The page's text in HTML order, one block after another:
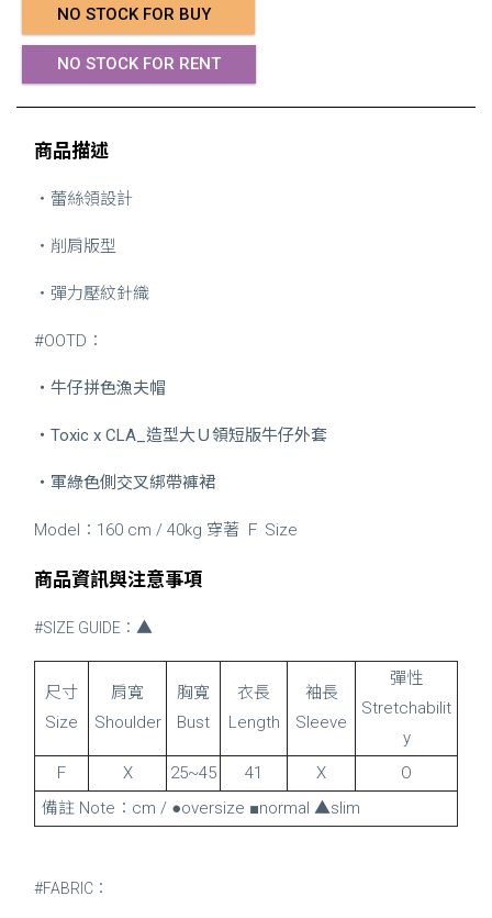
NO STOCK FOR BUY
NO STOCK FOR RENT
商品描述
・蕾絲領設計
・削肩版型
・彈力壓紋針織
#OOTD：
・ 牛仔拼色漁夫帽
・ Toxic x CLA_造型大Ｕ領短版牛仔外套
・ 軍綠色側交叉綁帶褲裙
Model：160 cm / 40kg 穿著 Ｆ Size
商品資訊與注意事項
#SIZE GUIDE： ▲
尺寸
Size
肩寬
Shoulder
胸寬
Bust
衣長
Length
袖長
Sleeve
彈性
Stretchabilit
y
F
X 25~45 41 X
O
備註 Note：cm / ●oversize ■normal ▲slim
#FABRIC：